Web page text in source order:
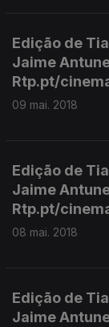
Edição de
Jaime
Rtp.pt/
09 mai. 2018
Edição de
Jaime
Rtp.pt/
08 mai. 2018
Edição de
Jaime